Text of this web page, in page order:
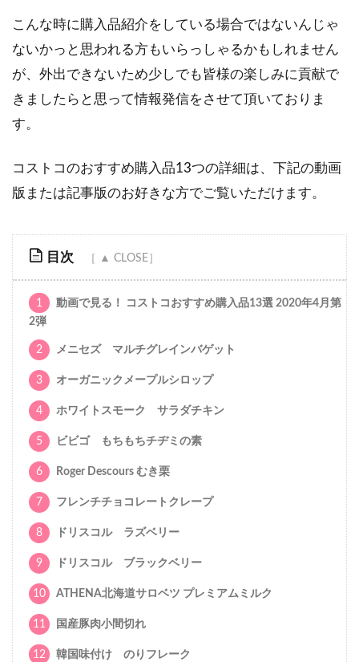
こんな時に購入品紹介をしている場合ではないんじゃ
ないかっと思われる方もいらっしゃるかもしれません
が、外出できないため少しでも皆様の楽しみに貢献で
きましたらと思って情報発信をさせて頂いておりま
す。
コストコのおすすめ購入品13つの詳細は、下記の動画
版または記事版のお好きな方でご覧いただけます。
目次
1
動画で見る！ コストコおすすめ購入品13選 2020年4月第
2弾
2 メニセズ マルチグレインバゲット
3 オーガニックメープルシロップ
4 ホワイトスモーク サラダチキン
5 ビビゴ もちもちチヂミの素
6 Roger Descours むき栗
7 フレンチチョコレートクレープ
8 ドリスコル ラズベリー
9 ドリスコル ブラックベリー
10 ATHENA北海道サロベツ プレミアムミルク
11 国産豚肉小間切れ
12 韓国味付け のりフレーク